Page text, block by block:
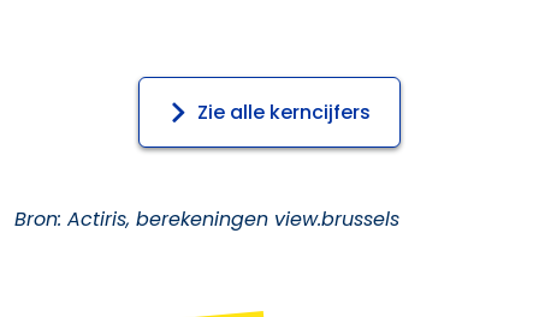
Zie alle kerncijfers
Bron: Actiris, berekeningen view.brussels